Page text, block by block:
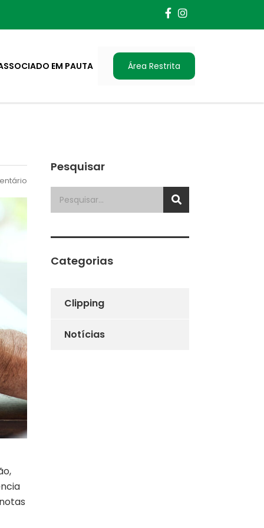
EM PAUTA Área Restrita
Pesquisar
Categorias
Clipping
Notícias